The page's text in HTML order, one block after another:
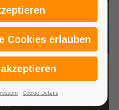
Cookie-Details